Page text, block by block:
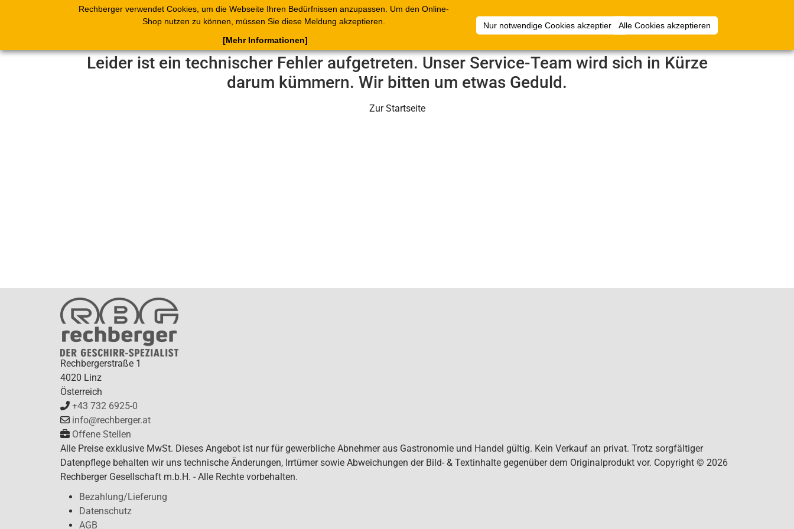
Rechberger verwendet Cookies, um die Webseite Ihren Bedürfnissen anzupassen. Um den Online-
Shop nutzen zu können, müssen Sie diese Meldung akzeptieren.
Nur notwendige Cookies akzeptierenAlle Cookies akzeptieren
[Mehr Informationen]
Shop Blätterkataloge Warenkorb Belege Artikelsammlungen Anmelden
Leider ist ein technischer Fehler aufgetreten. Unser Service-Team wird sich in Kürze
darum kümmern. Wir bitten um etwas Geduld.
Zur Startseite
Rechbergerstraße 1
4020 Linz
Österreich
+43 732 6925-0
info@rechberger.at
Offene Stellen
Alle Preise exklusive MwSt. Dieses Angebot ist nur für gewerbliche Abnehmer aus Gastronomie und Handel gültig. Kein Verkauf an privat. Trotz sorgfältiger
Datenpflege behalten wir uns technische Änderungen, Irrtümer sowie Abweichungen der Bild- & Textinhalte gegenüber dem Originalprodukt vor. Copyright © 2026
Rechberger Gesellschaft m.b.H. - Alle Rechte vorbehalten.
Bezahlung/Lieferung
Datenschutz
AGB